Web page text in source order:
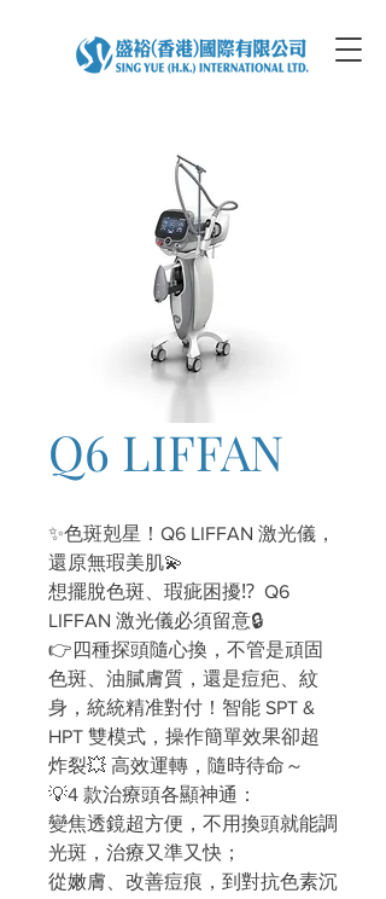
Q6 LIFFAN
✨色斑剋星！Q6 LIFFAN 激光儀，
還原無瑕美肌💫
想擺脫色斑、瑕疵困擾⁉️  Q6
LIFFAN 激光儀必須留意🔒
👉四種探頭隨心換，不管是頑固
色斑、油膩膚質，還是痘疤、紋
身，統統精准對付！智能 SPT &
HPT 雙模式，操作簡單效果卻超
炸裂💥 高效運轉，隨時待命～
💡4 款治療頭各顯神通：
變焦透鏡超方便，不用換頭就能調
光斑，治療又準又快；
從嫩膚、改善痘痕，到對抗色素沉